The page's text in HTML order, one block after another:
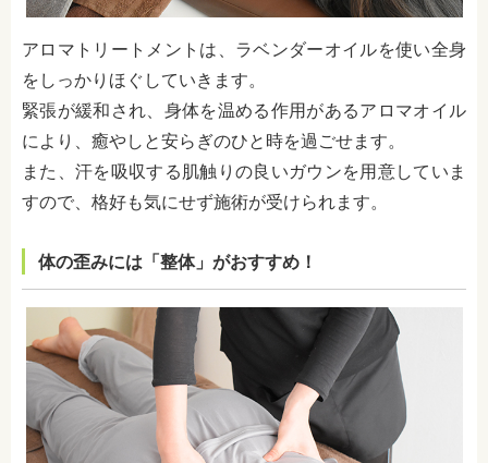
アロマトリートメントは、ラベンダーオイルを使い全身
をしっかりほぐしていきます。
緊張が緩和され、身体を温める作用があるアロマオイル
により、癒やしと安らぎのひと時を過ごせます。
また、汗を吸収する肌触りの良いガウンを用意していま
すので、格好も気にせず施術が受けられます。
体の歪みには「整体」がおすすめ！